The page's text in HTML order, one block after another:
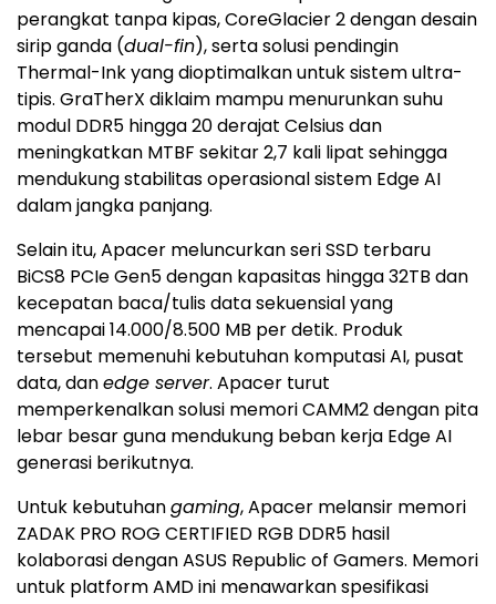
perangkat tanpa kipas, CoreGlacier 2 dengan desain
sirip ganda (dual-fin), serta solusi pendingin
Thermal-Ink yang dioptimalkan untuk sistem ultra-
tipis. GraTherX diklaim mampu menurunkan suhu
modul DDR5 hingga 20 derajat Celsius dan
meningkatkan MTBF sekitar 2,7 kali lipat sehingga
mendukung stabilitas operasional sistem Edge AI
dalam jangka panjang.
Selain itu, Apacer meluncurkan seri SSD terbaru
BiCS8 PCIe Gen5 dengan kapasitas hingga 32TB dan
kecepatan baca/tulis data sekuensial yang
mencapai 14.000/8.500 MB per detik. Produk
tersebut memenuhi kebutuhan komputasi AI, pusat
data, danedge server. Apacer turut
memperkenalkan solusi memori CAMM2 dengan pita
lebar besar guna mendukung beban kerja Edge AI
generasi berikutnya.
Untuk kebutuhangaming, Apacer melansir memori
ZADAK PRO ROG CERTIFIED RGB DDR5 hasil
kolaborasi dengan ASUS Republic of Gamers. Memori
untuk platform AMD ini menawarkan spesifikasi